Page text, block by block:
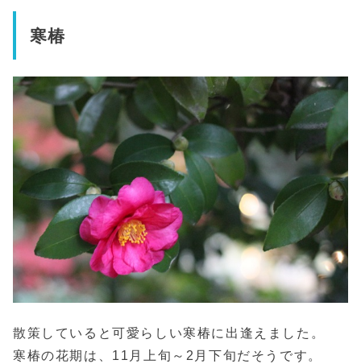
寒椿
散策していると可愛らしい寒椿に出逢えました。
寒椿の花期は、11 月上旬～ 2 月下旬だそうです。